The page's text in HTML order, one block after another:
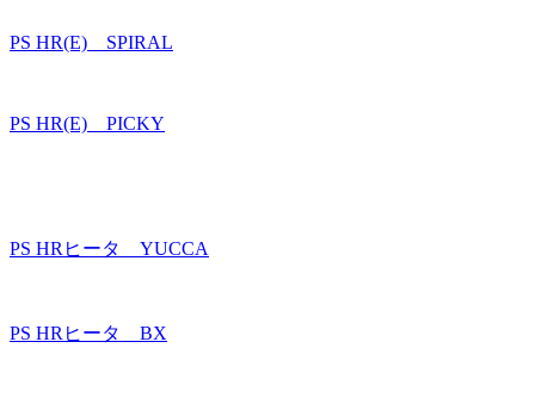
PS HR(E) SPIRAL
PS HR(E) PICKY
PS HRヒータ YUCCA
PS HRヒータ BX